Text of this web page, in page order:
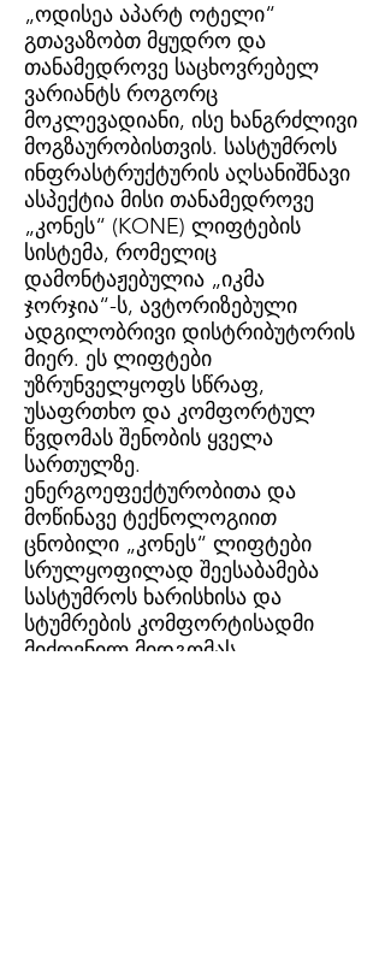
„ოდისეა აპარტ ოტელი“
გთავაზობთ მყუდრო და
თანამედროვე საცხოვრებელ
ვარიანტს როგორც
მოკლევადიანი, ისე ხანგრძლივი
მოგზაურობისთვის. სასტუმროს
ინფრასტრუქტურის აღსანიშნავი
ასპექტია მისი თანამედროვე
„კონეს“ (KONE) ლიფტების
სისტემა, რომელიც
დამონტაჟებულია „იკმა
ჯორჯია“-ს, ავტორიზებული
ადგილობრივი დისტრიბუტორის
მიერ. ეს ლიფტები
უზრუნველყოფს სწრაფ,
უსაფრთხო და კომფორტულ
წვდომას შენობის ყველა
სართულზე.
ენერგოეფექტურობითა და
მოწინავე ტექნოლოგიით
ცნობილი „კონეს“ ლიფტები
სრულყოფილად შეესაბამება
სასტუმროს ხარისხისა და
სტუმრების კომფორტისადმი
მიძღვნილ მიდგომას.